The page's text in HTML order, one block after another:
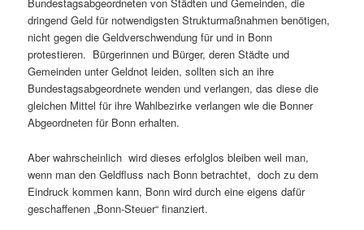
Bundestagsabgeordneten von Städten und Gemeinden, die
dringend Geld für notwendigsten Strukturmaßnahmen benötigen,
nicht gegen die Geldverschwendung für und in Bonn
protestieren. Bürgerinnen und Bürger, deren Städte und
Gemeinden unter Geldnot leiden, sollten sich an ihre
Bundestagsabgeordnete wenden und verlangen, das diese die
gleichen Mittel für ihre Wahlbezirke verlangen wie die Bonner
Abgeordneten für Bonn erhalten.
Aber wahrscheinlich wird dieses erfolglos bleiben weil man,
wenn man den Geldfluss nach Bonn betrachtet, doch zu dem
Eindruck kommen kann, Bonn wird durch eine eigens dafür
geschaffenen „Bonn-Steuer“ finanziert.